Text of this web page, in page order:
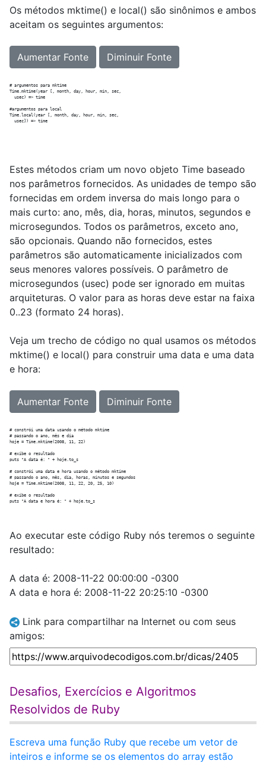
Os métodos mktime() e local() são sinônimos e ambos
aceitam os seguintes argumentos:
Aumentar Fonte Diminuir Fonte
# argumentos para mktime
Time.mktime(year [, month, day, hour, min, sec,
  usec) => time
#argumentos para local
Time.local(year [, month, day, hour, min, sec,
Estes métodos criam um novo objeto Time baseado
nos parâmetros fornecidos. As unidades de tempo são
fornecidas em ordem inversa do mais longo para o
mais curto: ano, mês, dia, horas, minutos, segundos e
microsegundos. Todos os parâmetros, exceto ano,
são opcionais. Quando não fornecidos, estes
parâmetros são automaticamente inicializados com
seus menores valores possíveis. O parâmetro de
microsegundos (usec) pode ser ignorado em muitas
arquiteturas. O valor para as horas deve estar na faixa
0..23 (formato 24 horas).
Veja um trecho de código no qual usamos os métodos
mktime() e local() para construir uma data e uma data
e hora:
Aumentar Fonte Diminuir Fonte
# constrói uma data usando o método mktime
# passando o ano, mês e dia
hoje = Time.mktime(2008, 11, 22)
# exibe o resultado
puts "A data é: " + hoje.to_s
# constrói uma data e hora usando o método mktime
# passando o ano, mês, dia, horas, minutos e segundos
hoje = Time.mktime(2008, 11, 22, 20, 25, 10)
# exibe o resultado
Ao executar este código Ruby nós teremos o seguinte
resultado:
A data é: 2008-11-22 00:00:00 -0300
A data e hora é: 2008-11-22 20:25:10 -0300
Link para compartilhar na Internet ou com seus
amigos:
Desafios, Exercícios e Algoritmos
Resolvidos de Ruby
Escreva uma função Ruby que recebe um vetor de
inteiros e informe se os elementos do array estão